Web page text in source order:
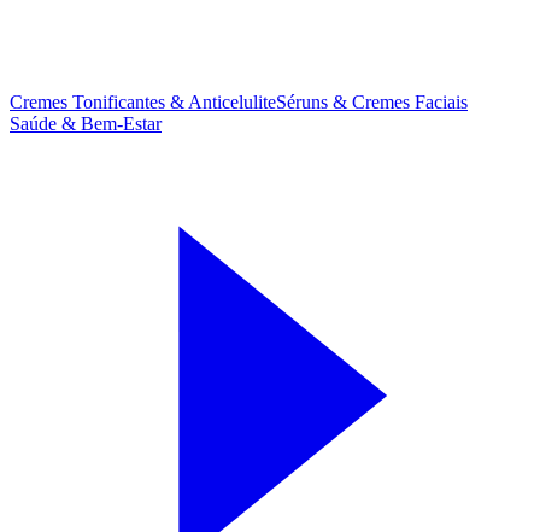
Cremes Tonificantes & AnticeluliteSéruns & Cremes Faciais
Saúde & Bem-Estar